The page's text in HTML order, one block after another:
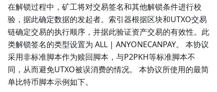
在解锁过程中，矿工将对交易签名和其他解锁条件进行校
验，据此确定数据的发起者。索引器根据区块和UTXO交易
链确定交易的执行顺序，并据此验证资产交易的有效性。此
类解锁签名的类型设置为 ALL | ANYONECANPAY。 本协议
采用非标准脚本作为赎回脚本，与P2PKH等标准脚本不
同，从而避免UTXO被误消费的情况。 本协议所使用的最简
单比特币脚本示例如下。